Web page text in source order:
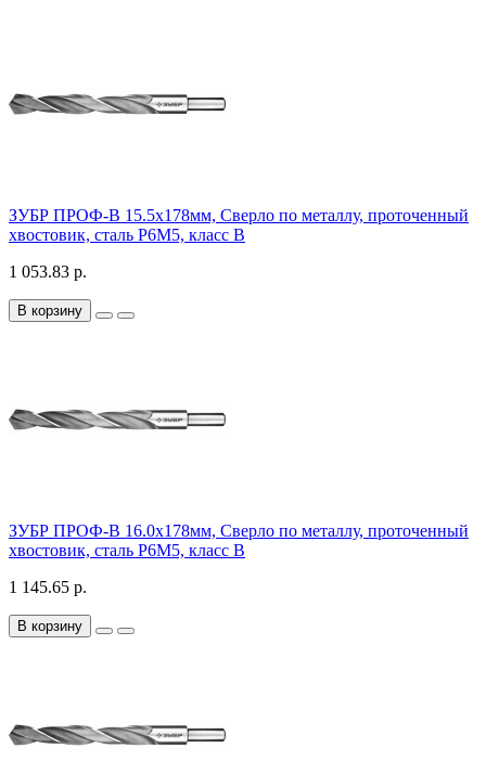
ЗУБР ПРОФ-В 15.5х178мм, Сверло по металлу, проточенный
хвостовик, сталь Р6М5, класс В
1 053.83 р.
В корзину
ЗУБР ПРОФ-В 16.0х178мм, Сверло по металлу, проточенный
хвостовик, сталь Р6М5, класс В
1 145.65 р.
В корзину